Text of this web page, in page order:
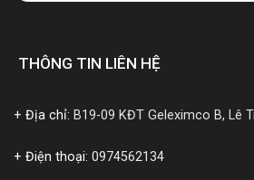
THÔNG TIN LIÊN HỆ
+ Địa chỉ: B19-09 KĐT Geleximco B, Lê
+ Điện thoại: 0974562134